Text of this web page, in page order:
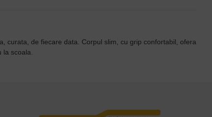
curata, de fiecare data. Corpul slim, cu grip confortabil, ofera
scoala.